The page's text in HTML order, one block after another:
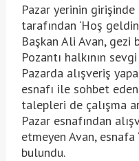
Pazar yerinin
tarafından ‘Hoş
Başkan Ali Avan, gezi
Pozantı halkının
Pazarda alışveriş
esnafı ile sohbet
talepleri de çalışma
Pazar esnafından
etmeyen Avan,
bulundu.